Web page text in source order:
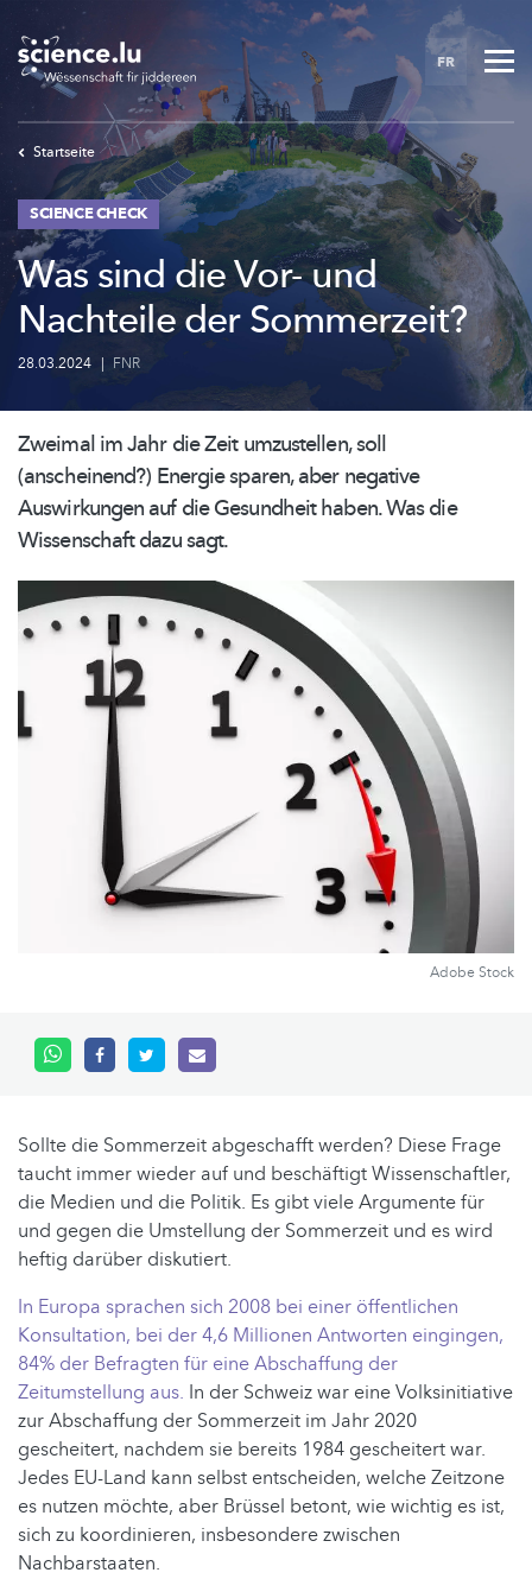
to
main
content
FR
Startseite
SCIENCE CHECK
Was sind die Vor- und
Nachteile der Sommerzeit?
28.03.2024 | FNR
Zweimal im Jahr die Zeit umzustellen, soll
(anscheinend?) Energie sparen, aber negative
Auswirkungen auf die Gesundheit haben. Was die
Wissenschaft dazu sagt.
Adobe Stock
Sollte die Sommerzeit abgeschafft werden? Diese Frage
taucht immer wieder auf und beschäftigt Wissenschaftler,
die Medien und die Politik. Es gibt viele Argumente für
und gegen die Umstellung der Sommerzeit und es wird
heftig darüber diskutiert.
In Europa sprachen sich 2008 bei einer öffentlichen
Konsultation, bei der 4,6 Millionen Antworten eingingen,
84% der Befragten für eine Abschaffung der
Zeitumstellung aus. In der Schweiz war eine Volksinitiative
zur Abschaffung der Sommerzeit im Jahr 2020
gescheitert, nachdem sie bereits 1984 gescheitert war.
Jedes EU-Land kann selbst entscheiden, welche Zeitzone
es nutzen möchte, aber Brüssel betont, wie wichtig es ist,
sich zu koordinieren, insbesondere zwischen
Nachbarstaaten.